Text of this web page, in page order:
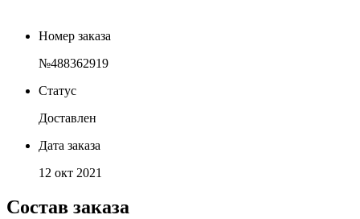
Номер заказа
№488362919
Статус
Доставлен
Дата заказа
12 окт 2021
Состав заказа